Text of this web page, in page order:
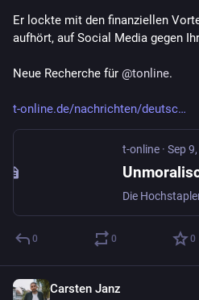
Er lockte mit den finanziellen
aufhört, auf Social Media gegen
Neue Recherche für @tonline.
t-online.de/nachrichten/deutsc
t-online · Sep
0 0 0
Carsten Janz